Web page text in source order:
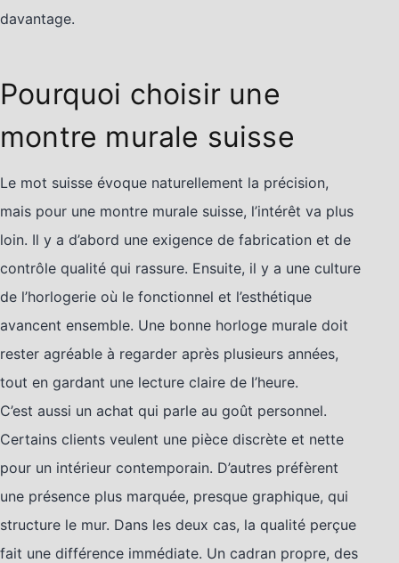
davantage.
Pourquoi choisir une
montre murale suisse
Le mot suisse évoque naturellement la précision,
mais pour une montre murale suisse, l’intérêt va plus
loin. Il y a d’abord une exigence de fabrication et de
contrôle qualité qui rassure. Ensuite, il y a une culture
de l’horlogerie où le fonctionnel et l’esthétique
avancent ensemble. Une bonne horloge murale doit
rester agréable à regarder après plusieurs années,
tout en gardant une lecture claire de l’heure.
C’est aussi un achat qui parle au goût personnel.
Certains clients veulent une pièce discrète et nette
pour un intérieur contemporain. D’autres préfèrent
une présence plus marquée, presque graphique, qui
structure le mur. Dans les deux cas, la qualité perçue
fait une différence immédiate. Un cadran propre, des